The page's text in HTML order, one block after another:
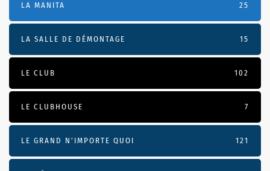
LA MANITA 25
LA SALLE DE DÉMONTAGE 15
LE CLUB 102
LE CLUBHOUSE 7
LE GRAND N’IMPORTE QUOI 121